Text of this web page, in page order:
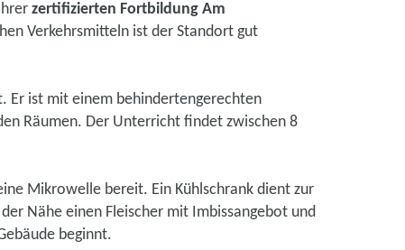
zertifizierten Fortbildung Am
Verkehrsmitteln ist der Standort gut
Er ist mit einem behindertengerechten
Räumen. Der Unterricht findet zwischen 8
Mikrowelle bereit. Ein Kühlschrank dient zur
Nähe einen Fleischer mit Imbissangebot und
beginnt.